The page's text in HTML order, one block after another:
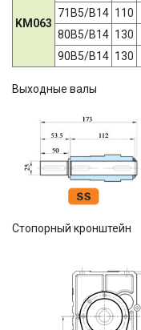
KM063
71B5/B14 110
80B5/B14 130
90B5/B14 130
Выходные валы
Стопорный кронштейн